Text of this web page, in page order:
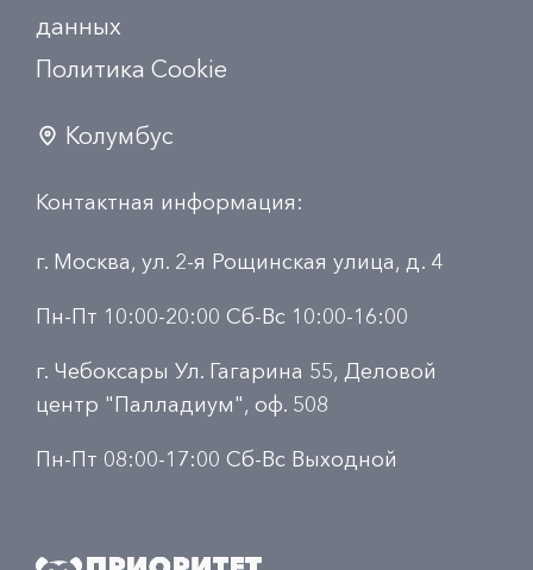
данных
Политика Сookie
Колумбус
Контактная информация:
г. Москва, ул. 2-я Рощинская улица, д. 4
Пн-Пт 10:00-20:00 Сб-Вс 10:00-16:00
г. Чебоксары Ул. Гагарина 55, Деловой
центр "Палладиум", оф. 508
Пн-Пт 08:00-17:00 Сб-Вс Выходной